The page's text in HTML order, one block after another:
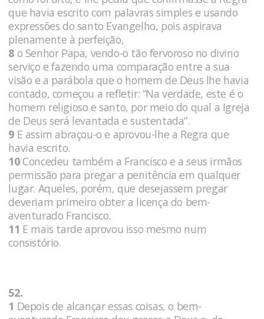
que havia escrito com palavras simples e usando
expressões do santo Evangelho, pois aspirava
plenamente à perfeição,
8 o Senhor Papa, vendo-o tão fervoroso no divino
serviço e fazendo uma comparação entre a sua
visão e a parábola que o homem de Deus lhe havia
contado, começou a refletir: “Na verdade, este é o
homem religioso e santo, por meio do qual a Igreja
de Deus será levantada e sustentada”.
9 E assim abraçou-o e aprovou-lhe a Regra que
havia escrito.
10Concedeu também a Francisco e a seus irmãos
permissão para pregar a penitência em qualquer
lugar. Aqueles, porém, que desejassem pregar
deveriam primeiro obter a licença do bem-
aventurado Francisco.
11 E mais tarde aprovou isso mesmo num
consistório.
52.
1 Depois de alcançar essas coisas, o bem-